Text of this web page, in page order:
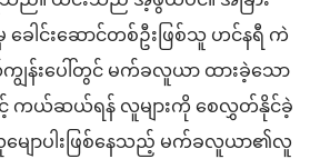
ခေါင်းဆောင်တစ်ဦးဖြစ်သူ ဟင်နရီ ကဲ
းပေါ်တွင် မက်ခလူယာ ထားခဲ့သော
ကယ်ဆယ်ရန် လူများကို စေလွှတ်နိုင်ခဲ့
ျောပါးဖြစ်နေသည့် မက်ခလူယာ၏လူ